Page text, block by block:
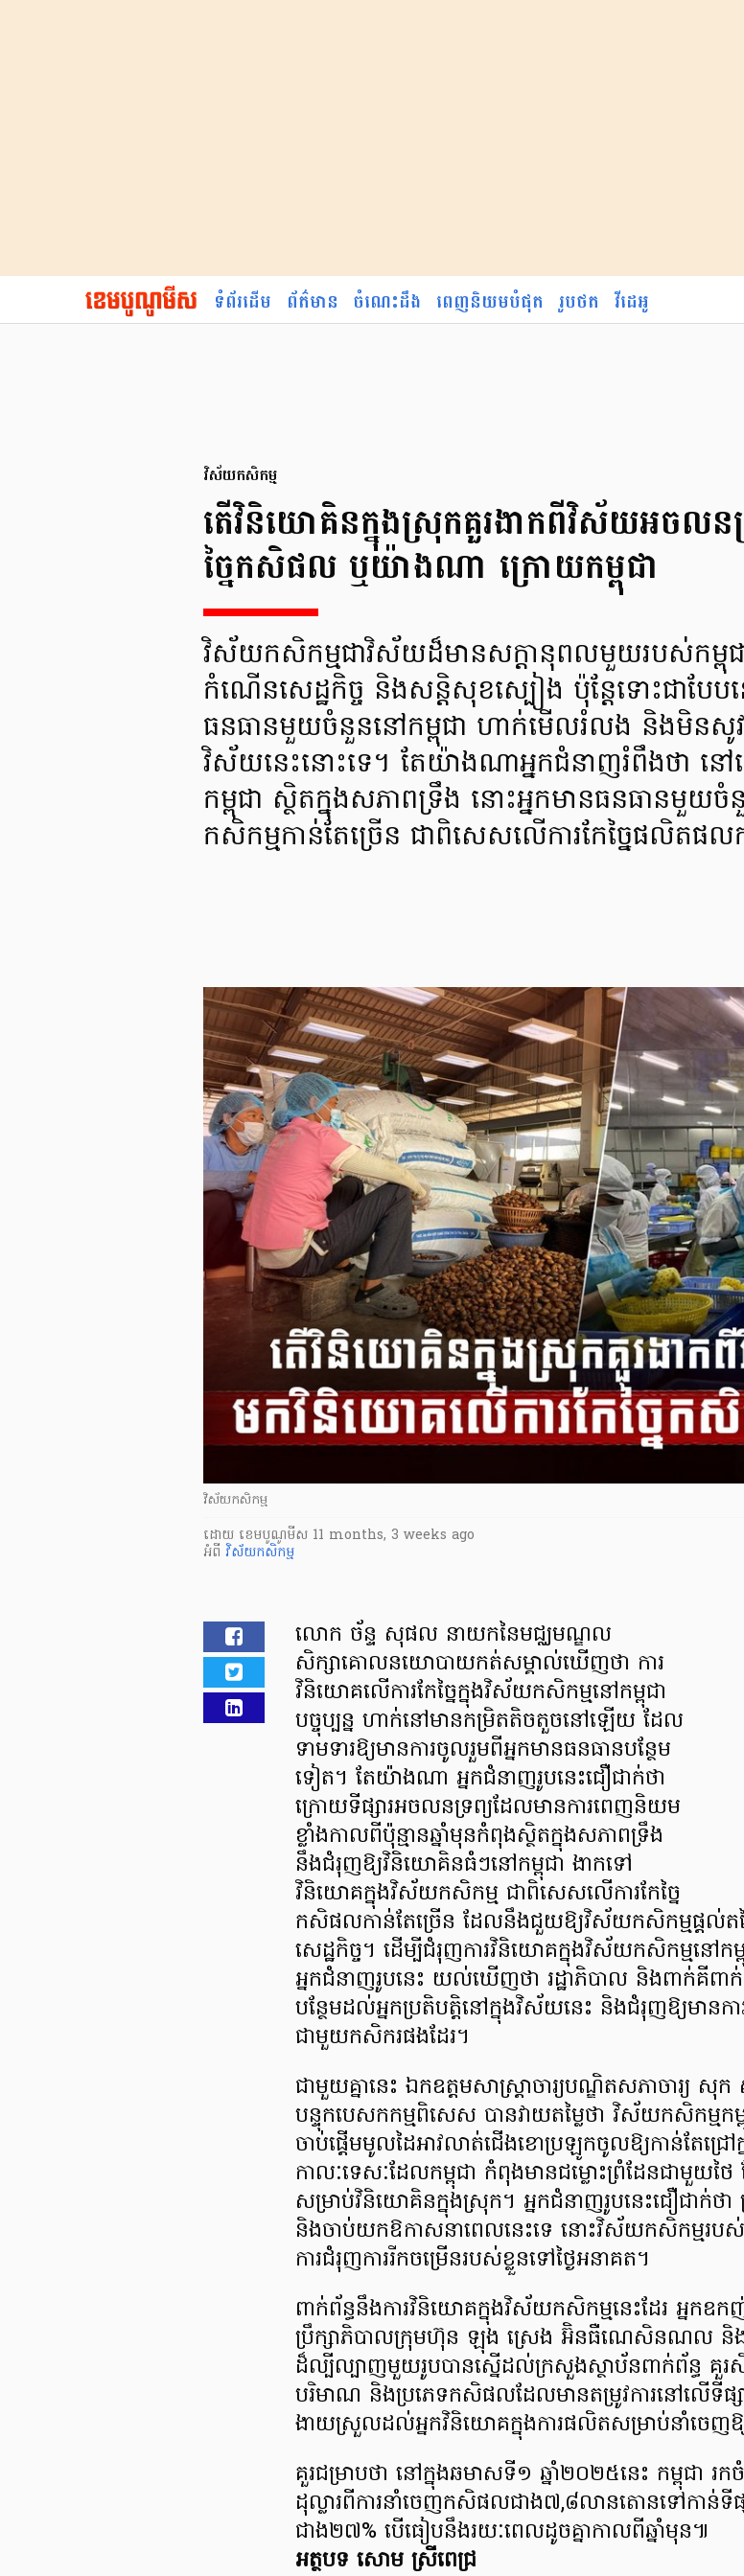
ទំព័រដើម ព័ត៌មាន ចំណេះដឹង ពេញនិយមបំផុត រូបថត វីដេអូ
វិស័យកសិកម្ម
តើវិនិយោគិនក្នុងស្រុកគួរងាកពីវិស័យអចលន
ច្នៃកសិផល ឬយ៉ាងណា ក្រោយកម្ពុជា
វិស័យកសិកម្មជាវិស័យដ៏មានសក្តានុពលមួយរបស់កម្ពុជ
កំណើនសេដ្ឋកិច្ច និងសន្តិសុខស្បៀង ប៉ុន្តែទោះជាបែបន
ធនធានមួយចំនួននៅកម្ពុជា ហាក់មើលរំលង និងមិនសូវ
វិស័យនេះនោះទេ។ តែយ៉ាងណាអ្នកជំនាញរំពឹងថា
កម្ពុជា ស្ថិតក្នុងសភាពទ្រឹង នោះអ្នកមានធនធានមួ
កសិកម្មកាន់តែច្រើន ជាពិសេសលើការកែច្នៃផលិតផល
វិស័យកសិកម្ម
ដោយ ​ ខេមបូណូមីស 11 months, 3 weeks ago
អំពី វិស័យកសិកម្ម
លោក ច័ន្ទ សុផល នាយកនៃមជ្ឈមណ្ឌល
សិក្សាគោលនយោបាយកត់សម្គាល់ឃើញថា ការ
វិនិយោគលើការកែច្នៃក្នុងវិស័យកសិកម្មនៅកម្ពុជា
បច្ចុប្បន្ន ហាក់នៅមានកម្រិតតិចតួចនៅឡើយ ដែល
ទាមទារឱ្យមានការចូលរួមពីអ្នកមានធនធានបន្ថែម
ទៀត។ តែយ៉ាងណា អ្នកជំនាញរូបនេះជឿជាក់ថា
ក្រោយទីផ្សារអចលនទ្រព្យដែលមានការពេញនិយម
ខ្លាំងកាលពីប៉ុន្មានឆ្នាំមុនកំពុងស្ថិតក្នុងសភាពទ្រឹង
នឹងជំរុញឱ្យវិនិយោគិនធំៗនៅកម្ពុជា ងាកទៅ
វិនិយោគក្នុងវិស័យកសិកម្ម ជាពិសេសលើការកែច្នៃ
កសិផលកាន់តែច្រើន ដែលនឹងជួយឱ្យវិស័យកសិកម្មផ្តល់តម្លៃ
សេដ្ឋកិច្ច។ ដើម្បីជំរុញការវិនិយោគក្នុងវិស័យកសិកម្មនៅកម្
អ្នកជំនាញរូបនេះ យល់ឃើញថា រដ្ឋាភិបាល និងពាក់គីពាក់ព័
បន្ថែមដល់អ្នកប្រតិបត្តិនៅក្នុងវិស័យនេះ និងជំរុញឱ្យមានក
ជាមួយកសិករផងដែរ។
ជាមួយគ្នានេះ ឯកឧត្តមសាស្ត្រាចារ្យបណ្ឌិតសភាចារ្យ
បន្ទុកបេសកកម្មពិសេស បានវាយតម្លៃថា វិស័យកសិកម្ម
ចាប់ផ្តើមមូលដៃអាវលាត់ជើងខោប្រឡូកចូលឱ្យកាន់តែជ្រៅ
កាលៈទេសៈដែលកម្ពុជា កំពុងមានជម្លោះព្រំដែនជាមួយថ
សម្រាប់វិនិយោគិនក្នុងស្រុក។ អ្នកជំនាញរូបនេះជឿជាក់ថា
និងចាប់យកឱកាសនាពេលនេះទេ នោះវិស័យកសិកម្មរបស់
ការជំរុញការរីកចម្រើនរបស់ខ្លួនទៅថ្ងៃអនាគត។
ពាក់ព័ន្ធនឹងការវិនិយោគក្នុងវិស័យកសិកម្មនេះដែរ អ្នកឧ
ប្រឹក្សាភិបាលក្រុមហ៊ុន ឡុង ស្រេង អ៊ិនធឺណេសិនណល និង
ដ៏ល្បីល្បាញមួយរូបបានស្នើដល់ក្រសួងស្ថាប័នពាក់ព័ន្ធ គួ
បរិមាណ និងប្រភេទកសិផលដែលមានតម្រូវការនៅលើទីផ្
ងាយស្រួលដល់អ្នកវិនិយោគក្នុងការផលិតសម្រាប់នាំចេញ
គួរជម្រាបថា នៅក្នុងឆមាសទី១ ឆ្នាំ២០២៥នេះ កម្ពុជា
ដុល្លារពីការនាំចេញកសិផលជាង៧,៨លានតោនទៅកាន់ទីផ្ស
ជាង២៧% បើធៀបនឹងរយៈពេលដូចគ្នាកាលពីឆ្នាំមុន៕
អត្ថបទ សោម ស្រីពេជ្រ